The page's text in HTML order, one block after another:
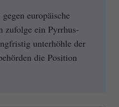
europäische
zufolge ein Pyrrhus-
unterhöhle der
die Position